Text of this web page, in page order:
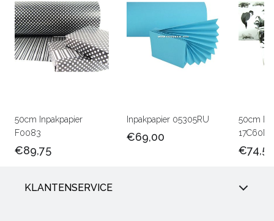
50cm Inpakpapier
F0083
€89,75
Inpakpapier 05305RU
€69,00
50cm
€74,50
KLANTENSERVICE